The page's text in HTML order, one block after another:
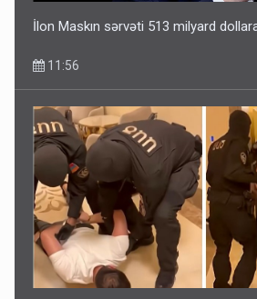
İlon Maskın sərvəti 513 milyard
11:56